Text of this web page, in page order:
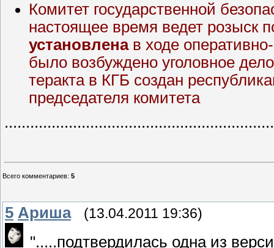
Комитет государственной
настоящее время ведет розыск
установленав ходе
было возбуждено уголовное
теракта в КГБ создан
председателя комитета
Всего комментариев: 5
5 Ариша (13.04.2011 19:36)
".....подтвердилась одна из